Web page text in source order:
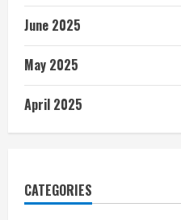
June 2025
May 2025
April 2025
CATEGORIES